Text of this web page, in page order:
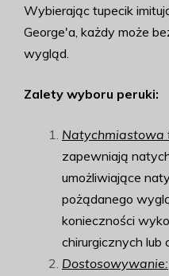
Wybierając tupecik
George'a, każdy może
wygląd.
Zalety wyboru peruki:
Natychmiastowa
zapewniają
umożliwiające
pożądanego
konieczności
chirurgicznych lub
Dostosowywanie: